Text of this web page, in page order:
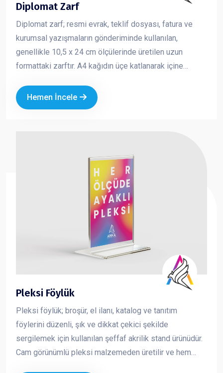
Diplomat Zarf
Diplomat zarf; resmi evrak, teklif dosyası, fatura ve
kurumsal yazışmaların gönderiminde kullanılan,
genellikle 10,5 x 24 cm ölçülerinde üretilen uzun
formattaki zarftır. A4 kağıdın üçe katlanarak içine
dünyasında en çok tercih edilen zarf türlerinden biridir.
Kurumsal logo ve iletişim bilgileriyle baskılı olarak
Hemen İncele
Pleksi Föylük
Pleksi föylük; broşür, el ilanı, katalog ve tanıtım
föylerini düzenli, şık ve dikkat çekici şekilde
sergilemek için kullanılan şeffaf akrilik stand ürünüdür.
Cam görünümlü pleksi malzemeden üretilir ve hem